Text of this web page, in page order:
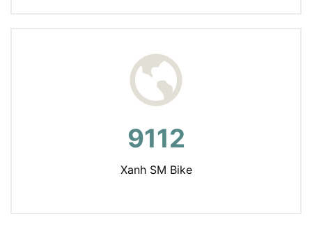
9112
Xanh SM Bike